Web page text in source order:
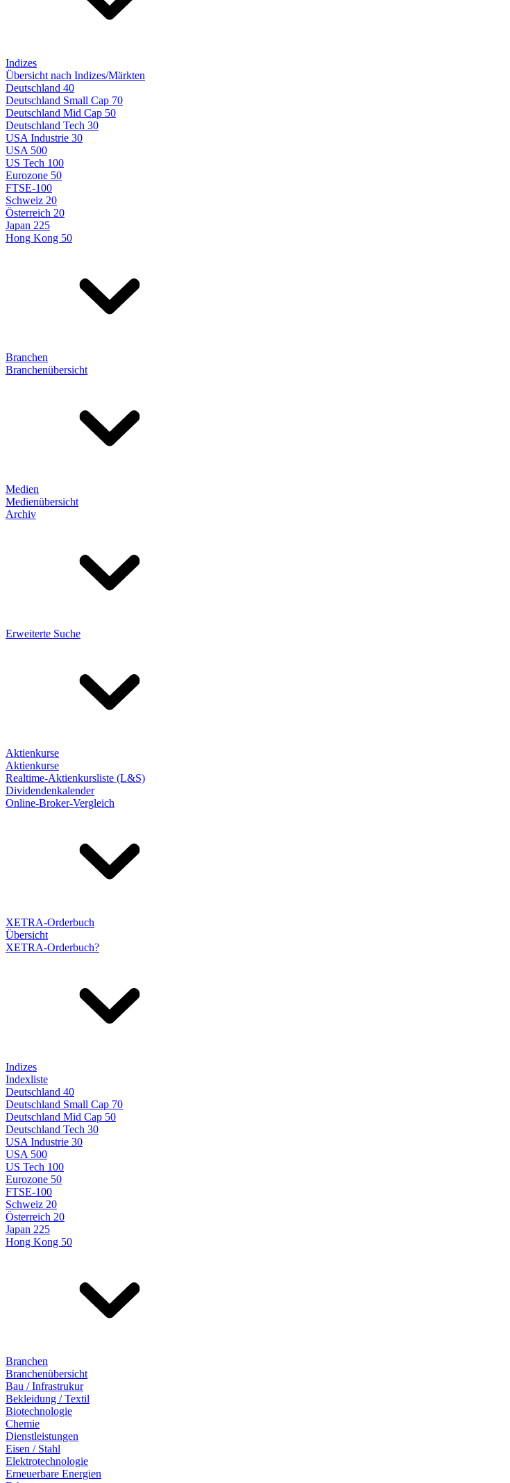
Indizes
Übersicht nach Indizes/Märkten
Deutschland 40
Deutschland Small Cap 70
Deutschland Mid Cap 50
Deutschland Tech 30
USA Industrie 30
USA 500
US Tech 100
Eurozone 50
FTSE-100
Schweiz 20
Österreich 20
Japan 225
Hong Kong 50
Branchen
Branchenübersicht
Medien
Medienübersicht
Archiv
Erweiterte Suche
Aktienkurse
Aktienkurse
Realtime-Aktienkursliste (L&S)
Dividendenkalender
Online-Broker-Vergleich
XETRA-Orderbuch
Übersicht
XETRA-Orderbuch?
Indizes
Indexliste
Deutschland 40
Deutschland Small Cap 70
Deutschland Mid Cap 50
Deutschland Tech 30
USA Industrie 30
USA 500
US Tech 100
Eurozone 50
FTSE-100
Schweiz 20
Österreich 20
Japan 225
Hong Kong 50
Branchen
Branchenübersicht
Bau / Infrastrukur
Bekleidung / Textil
Biotechnologie
Chemie
Dienstleistungen
Eisen / Stahl
Elektrotechnologie
Erneuerbare Energien